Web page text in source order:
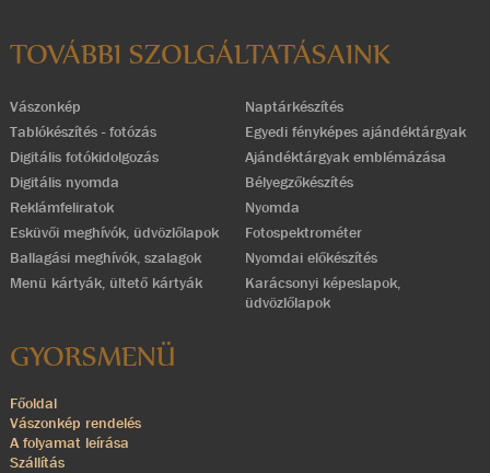
TOVÁBBI SZOLGÁLTATÁSAINK
Vászonkép
Naptárkészítés
Tablókészítés - fotózás
Egyedi fényképes ajándéktárgyak
Digitális fotókidolgozás
Ajándéktárgyak emblémázása
Digitális nyomda
Bélyegzőkészítés
Reklámfeliratok
Nyomda
Esküvői meghívók, üdvözlőlapok
Fotospektrométer
Ballagási meghívók, szalagok
Nyomdai előkészítés
Menü kártyák, ültető kártyák
Karácsonyi képeslapok,
üdvözlőlapok
GYORSMENÜ
Főoldal
Vászonkép rendelés
A folyamat leírása
Szállítás